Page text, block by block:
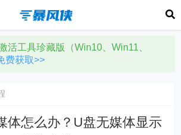
活工具珍藏版（Win10、Win11、
费获取>>
体怎么办？U盘无媒体显示